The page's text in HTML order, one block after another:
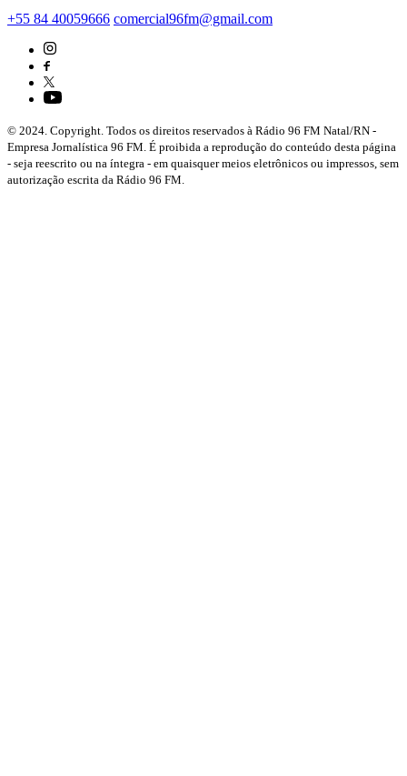
+55 84 40059666 comercial96fm@gmail.com
© 2024. Copyright. Todos os direitos reservados à Rádio 96 FM Natal/RN -
Empresa Jornalística 96 FM. É proibida a reprodução do conteúdo desta página
- seja reescrito ou na íntegra - em quaisquer meios eletrônicos ou impressos, sem
autorização escrita da Rádio 96 FM.